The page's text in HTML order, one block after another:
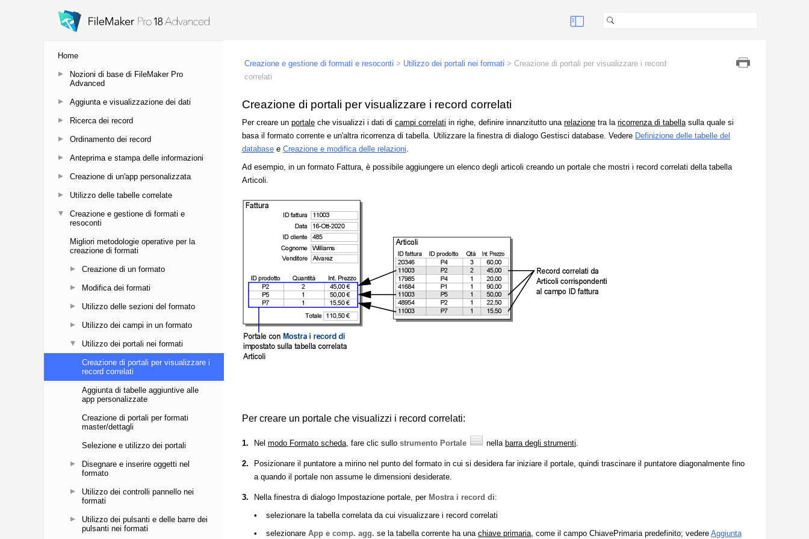
Home
Nozioni di base di FileMaker Pro
Advanced
Aggiunta e visualizzazione dei dati
Ricerca dei record
Ordinamento dei record
Anteprima e stampa delle informazioni
Creazione di un'app personalizzata
Utilizzo delle tabelle correlate
Creazione e gestione di formati e
resoconti
Migliori metodologie operative per la
creazione di formati
Creazione di un formato
Modifica dei formati
Utilizzo delle sezioni del formato
Utilizzo dei campi in un formato
Utilizzo dei portali nei formati
Creazione di portali per visualizzare i
record correlati
Aggiunta di tabelle aggiuntive alle
app personalizzate
Creazione di portali per formati
master/dettagli
Selezione e utilizzo dei portali
Disegnare e inserire oggetti nel
formato
Utilizzo dei controlli pannello nei
formati
Utilizzo dei pulsanti e delle barre dei
pulsanti nei formati